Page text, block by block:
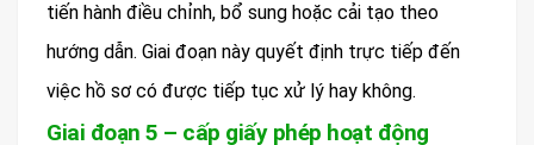
tiến hành điều chỉnh, bổ sung hoặc cải tạo theo
hướng dẫn. Giai đoạn này quyết định trực tiếp đến
việc hồ sơ có được tiếp tục xử lý hay không.
Giai đoạn 5 – cấp giấy phép hoạt động